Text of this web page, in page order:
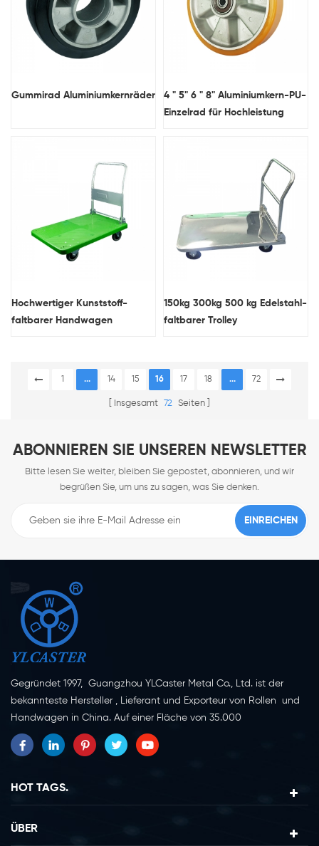
Gummirad Aluminiumkernräder
4 " 5" 6 " 8" Aluminiumkern-PU-
Einzelrad für Hochleistung
Hochwertiger Kunststoff-
faltbarer Handwagen
150kg 300kg 500 kg Edelstahl-
faltbarer Trolley
... 14 15 16 17 18 ... 72
Insgesamt 72 Seiten
ABONNIEREN SIE UNSEREN NEWSLETTER
Bitte lesen Sie weiter, bleiben Sie gepostet, abonnieren, und wir
begrüßen Sie, um uns zu sagen, was Sie denken.
Gegründet 1997, Guangzhou YLCaster Metal Co., Ltd. ist der
bekannteste Hersteller , Lieferant und Exporteur von Rollen und
Handwagen in China. Auf einer Fläche von 35.000
Quadratmetern in der Stadt Yangjiang in der Provinz
Guangdong mit mehr als 20 Experten und etwa 150 Mitarbeitern,
Als professioneller Hersteller von Lenkrollen seit mehr als 20
Jahren ist unser Unternehmen auf die Erforschung, Konstruktion,
Herstellung und den Export von Lenkrollen spezialisiert. Derzeit
lassen sich unsere Produkte in zwei Hauptkategorien einteilen,
HOT TAGS.
ÜBER